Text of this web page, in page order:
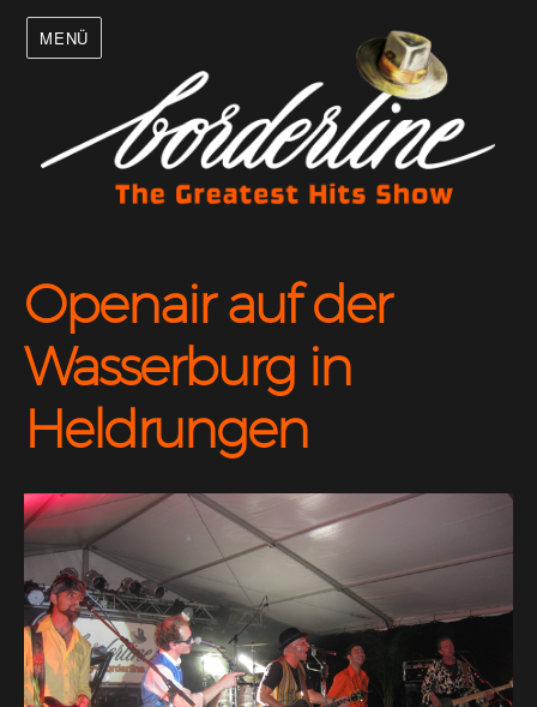
MENÜ
Openair auf der
Wasserburg in
Heldrungen